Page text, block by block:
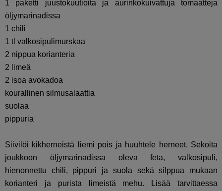
1 paketti juustokuutioita ja aurinkokuivattuja tomaatteja
öljymarinadissa
1 chili
1 tl valkosipulimurskaa
2 nippua korianteria
2 limeä
2 isoa avokadoa
kourallinen silmusalaattia
suolaa
pippuria
Siivilöi kikherneistä liemi pois ja huuhtele herneet. Sekoita
joukkoon öljymarinadissa oleva feta, valkosipuli,
hienonnettu chili, pippuri ja suola sekä silppua mukaan
korianteri ja purista limeistä mehu. Lisää tarvittaessa